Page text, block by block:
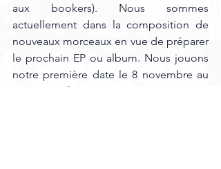
aux bookers). Nous sommes
actuellement dans la composition de
nouveaux morceaux en vue de préparer
le prochain EP ou album. Nous jouons
Garage Café